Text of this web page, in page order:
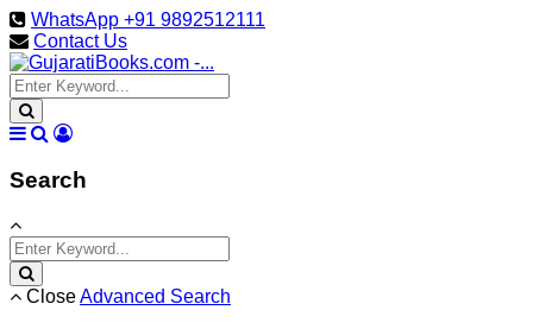
WhatsApp +91 9892512111
Contact Us
Search
CloseAdvanced Search